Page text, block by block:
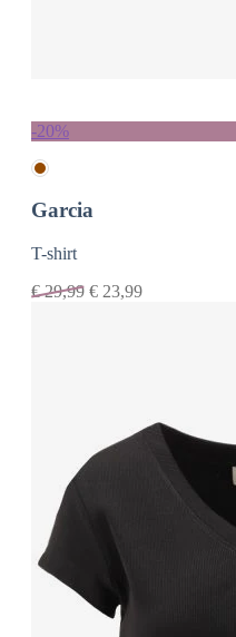
-20%
Garcia
T-shirt
€29,99 € 23,99